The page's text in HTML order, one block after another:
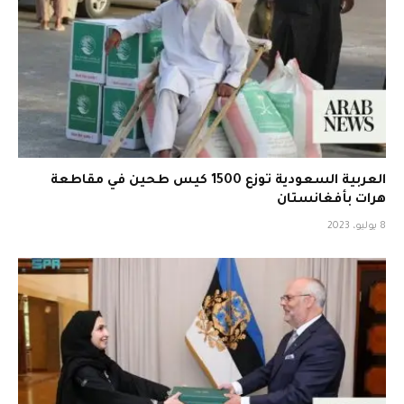
العربية السعودية توزع 1500 كيس طحين في مقاطعة
هرات بأفغانستان
8 يوليو، 2023